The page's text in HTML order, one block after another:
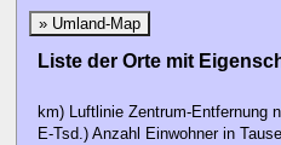
» Umland-Map
Liste der Orte mit
km) Luftlinie Zentrum-Entfernung
E-Tsd.) Anzahl Einwohner in